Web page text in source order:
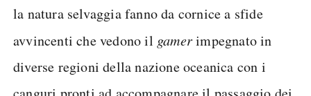
la natura selvaggia fanno da cornice a sfide
avvincenti che vedono il gamerimpegnato in
diverse regioni della nazione oceanica con i